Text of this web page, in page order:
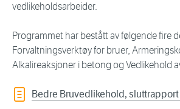
vedlikeholdsarbeider.
Programmet har bestått av følgende fire
Forvaltningsverktøy for bruer,
Alkalireaksjoner i betong og Vedlikehold
Bedre Bruvedlikehold, sluttrapport